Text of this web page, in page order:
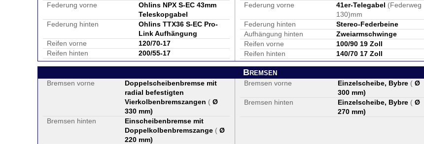
Federung vorne
Ohlins NPX S-EC 43mm
Teleskopgabel
Federung hinten
Ohlins TTX36 S-EC Pro-
Link Aufhängung
Reifen vorne
120/70-17
Reifen hinten
200/55-17
Federung vorne
41er-Telegabel (Federweg
130)mm
Federung hinten
Stereo-Federbeine
Aufhängung hinten
Zweiarmschwinge
Reifen vorne
100/90 19 Zoll
Reifen hinten
140/70 17 Zoll
Bremsen
Bremsen vorne
Doppelscheibenbremse mit
radial befestigten
Vierkolbenbremszangen ( Ø
330 mm)
Bremsen hinten
Einscheibenbremse mit
Doppelkolbenbremszange ( Ø
220 mm)
Bremsen vorne Einzelscheibe, Bybre ( Ø
300 mm)
Bremsen hinten
Einzelscheibe, Bybre ( Ø
270 mm)